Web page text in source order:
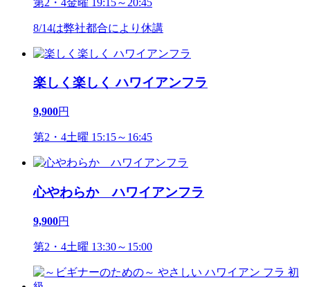
8/14は弊社都合により休講
楽しく楽しく ハワイアンフラ
9,900円
第2・4土曜 15:15～16:45
心やわらか ハワイアンフラ
9,900円
第2・4土曜 13:30～15:00